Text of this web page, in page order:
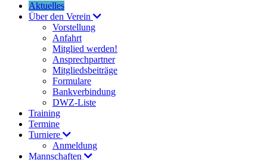
Aktuelles
Über den Verein
Vorstellung
Anfahrt
Mitglied werden!
Ansprechpartner
Mitgliedsbeiträge
Formulare
Bankverbindung
DWZ-Liste
Training
Termine
Turniere
Anmeldung
Mannschaften